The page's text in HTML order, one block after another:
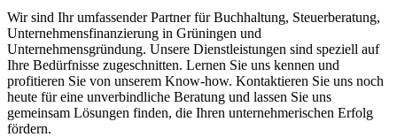
Wir sind Ihr umfassender Partner für Buchhaltung, Steuerberatung,
Unternehmensfinanzierung in Grüningen und
Unternehmensgründung. Unsere Dienstleistungen sind speziell auf
Ihre Bedürfnisse zugeschnitten. Lernen Sie uns kennen und
profitieren Sie von unserem Know-how. Kontaktieren Sie uns noch
heute für eine unverbindliche Beratung und lassen Sie uns
gemeinsam Lösungen finden, die Ihren unternehmerischen Erfolg
fördern.